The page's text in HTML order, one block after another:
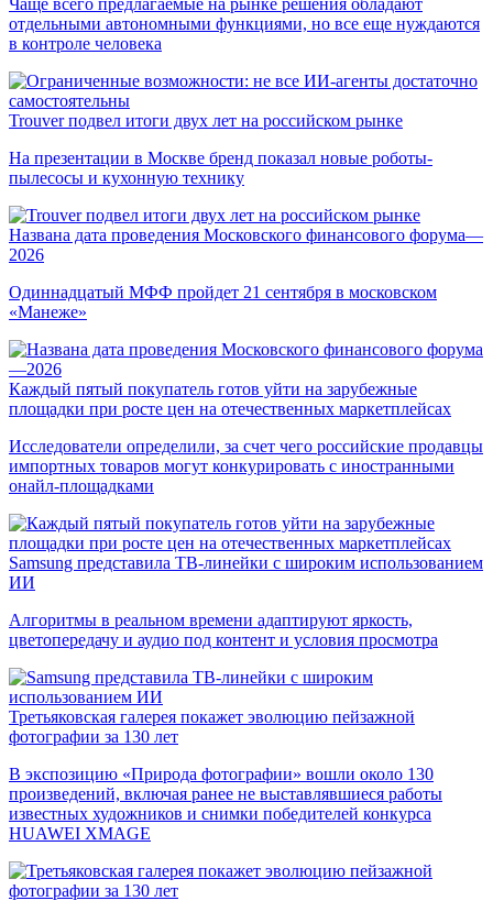
Чаще всего предлагаемые на рынке решения обладают
отдельными автономными функциями, но все еще нуждаются
в контроле человека
Trouver подвел итоги двух лет на российском рынке
На презентации в Москве бренд показал новые роботы-
пылесосы и кухонную технику
Названа дата проведения Московского финансового форума—
2026
Одиннадцатый МФФ пройдет 21 сентября в московском
«Манеже»
Каждый пятый покупатель готов уйти на зарубежные
площадки при росте цен на отечественных маркетплейсах
Исследователи определили, за счет чего российские продавцы
импортных товаров могут конкурировать с иностранными
онайл-площадками
Samsung представила ТВ-линейки с широким использованием
ИИ
Алгоритмы в реальном времени адаптируют яркость,
цветопередачу и аудио под контент и условия просмотра
Третьяковская галерея покажет эволюцию пейзажной
фотографии за 130 лет
В экспозицию «Природа фотографии» вошли около 130
произведений, включая ранее не выставлявшиеся работы
известных художников и снимки победителей конкурса
HUAWEI XMAGE